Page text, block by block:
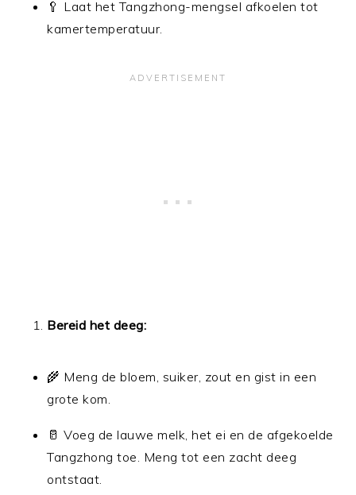
🥄 Laat het Tangzhong-mengsel afkoelen tot
kamertemperatuur.
Bereid het deeg:
🌾 Meng de bloem, suiker, zout en gist in een
grote kom.
🥛 Voeg de lauwe melk, het ei en de afgekoelde
Tangzhong toe. Meng tot een zacht deeg
ontstaat.